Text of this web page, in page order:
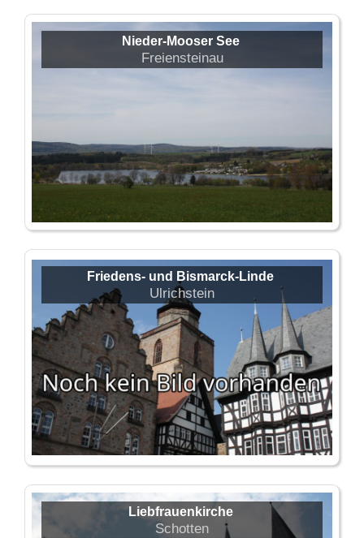
Nieder-Mooser See
Freiensteinau
Friedens- und Bismarck-Linde
Ulrichstein
Liebfrauenkirche
Schotten